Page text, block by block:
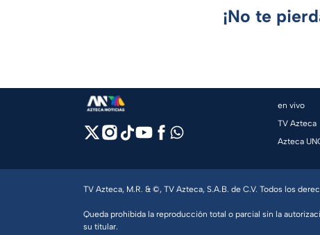
¡No te
en vivo
TV Azteca
Azteca
TV Azteca, M.R. & ©, TV Azteca, S.A.B. de C.V. Todos los
Queda prohibida la reproducción total o parcial sin la
su titular.